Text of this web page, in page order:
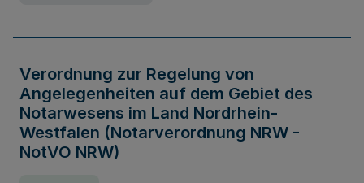
Verordnung zur Regelung von
Angelegenheiten auf dem Gebiet des
Notarwesens im Land Nordrhein-
Westfalen (Notarverordnung NRW -
NotVO NRW)